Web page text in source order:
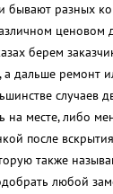
бывают разных
ценовом
берем
а дальше ремонт
случаев
на месте, либо
после
также
любой